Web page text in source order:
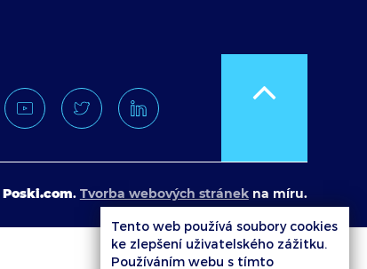
Poski.com. Tvorba webových stránekna míru.
Tento web používá soubory cookies
ke zlepšení uživatelského zážitku.
Používáním webu s tímto